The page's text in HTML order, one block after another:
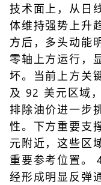
技术面上，从日
体维持强势上升
方后，多头动能
零轴上方运行，
坏。当前上方关
及 92 美元区域
排除油价进一步
性。下方重要支
元附近，这些区
重要参考位置。
经形成明显反弹